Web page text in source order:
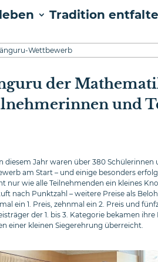
Tradition
Wettbewerb
der
und
diesem Jahr waren über 380 Schülerinnen
am Start – und einige besonders
nur wie alle Teilnehmenden ein kleines
nach Punktzahl – weitere Preise als
ein 1. Preis, zehnmal ein 2. Preis und
der 1. bis 3. Kategorie bekamen
einer kleinen Siegerehrung überreicht.